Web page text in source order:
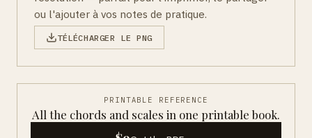
ou l'ajouter à vos notes de pratique.
TÉLÉCHARGER LE PNG
PRINTABLE REFERENCE
All the chords and scales in one printable book.